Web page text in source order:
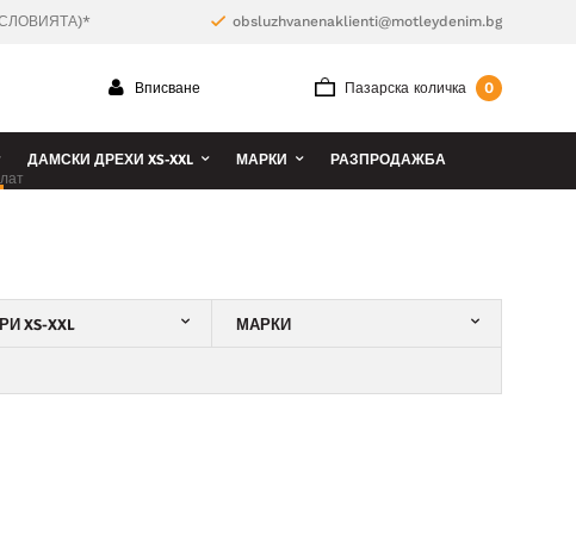
obsluzhvanenaklienti@motleydenim.bg
Пазарска количка 0
Вписване
ДАМСКИ ДРЕХИ XS-XXL МАРКИ РАЗПРОДАЖБА
XS-XXL МАРКИ